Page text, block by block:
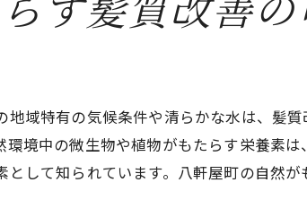
成分で実現する髪質改善の魅力
容法としてのオーガニック成分の魅力
に最適なオーガニック成分の選び方
ック成分を用いたヘアケアの利点
す髪質改善
域特有の気候条件や清らかな水は、髪
境中の微生物や植物がもたらす栄養素
して知られています。八軒屋町の自然